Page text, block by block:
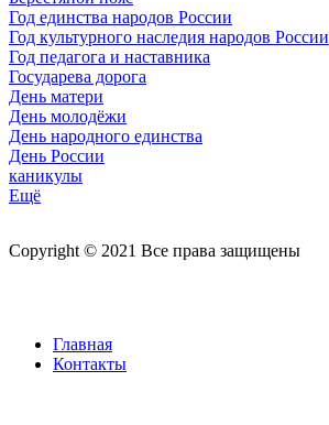
Год единства народов России
Год культурного наследия народов России
Год педагога и наставника
Государева дорога
День матери
День молодёжи
День народного единства
День России
каникулы
Ещё
Copyright © 2021 Все права защищены
Главная
Контакты